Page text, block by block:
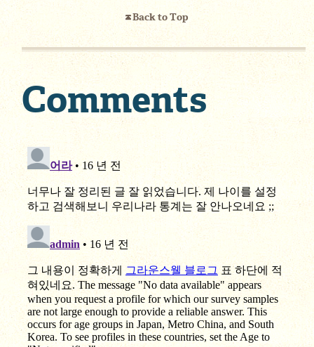
Back to Top
Comments